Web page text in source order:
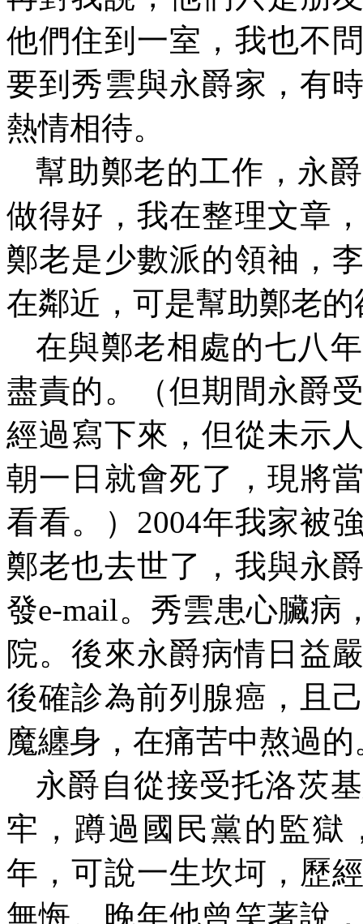
他們住到一室，我也不
要到秀雲與永爵家，有
熱情相待。
幫助鄭老的工作，永
做得好，我在整理文章
鄭老是少數派的領袖，
在鄰近，可是幫助鄭老
在與鄭老相處的七八
盡責的。（但期間永爵
經過寫下來，但從未示
朝一日就會死了，現將
看看。） 2004年我家被
鄭老也去世了，我與永
發e-mail。秀雲患心臟病
院。後來永爵病情日益
後確診為前列腺癌，且
魔纏身，在痛苦中熬過的
永爵自從接受托洛茨
牢，蹲過國民黨的監獄
年，可說一生坎坷，歷
無悔。晚年他曾笑著說